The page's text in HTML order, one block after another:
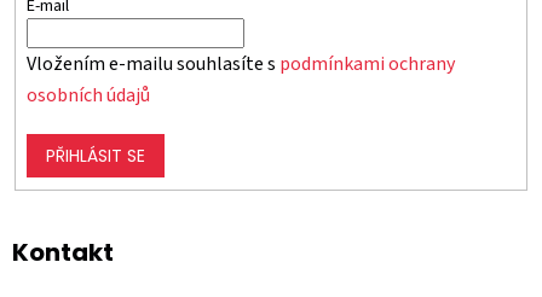
E-mail
Vložením e-mailu souhlasíte s podmínkami ochrany
osobních údajů
PŘIHLÁSIT SE
Kontakt